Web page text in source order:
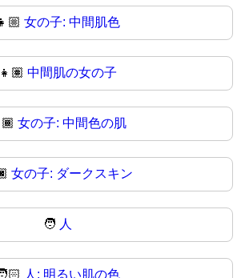
女の子: 中間肌色
👧🏽 中間肌の女の子
女の子: 中間色の肌
女の子: ダークスキン
🧑 人
人: 明るい肌の色